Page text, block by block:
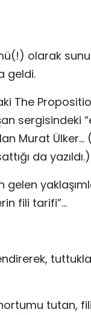
olarak
geldi.
The
sergisindeki
Murat
da yazıldı.)
fili tarifi”…
tutan,